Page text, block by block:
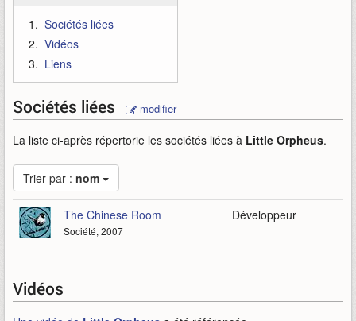
Sociétés liées
Vidéos
Liens
Sociétés liées modifier
La liste ci-après répertorie les sociétés liées à Little Orpheus.
Trier par : nom
The Chinese Room
Société, 2007
Développeur
Vidéos